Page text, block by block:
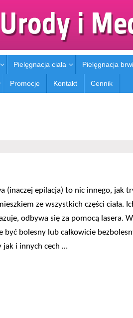
Pielęgnacja ciała Pielęgnacja
Promocje Kontakt Cennik
(inaczej epilacja) to nic innego, jak
ze wszystkich części ciała.
odbywa się za pomocą lasera.
być bolesny lub całkowicie
jak i innych cech …